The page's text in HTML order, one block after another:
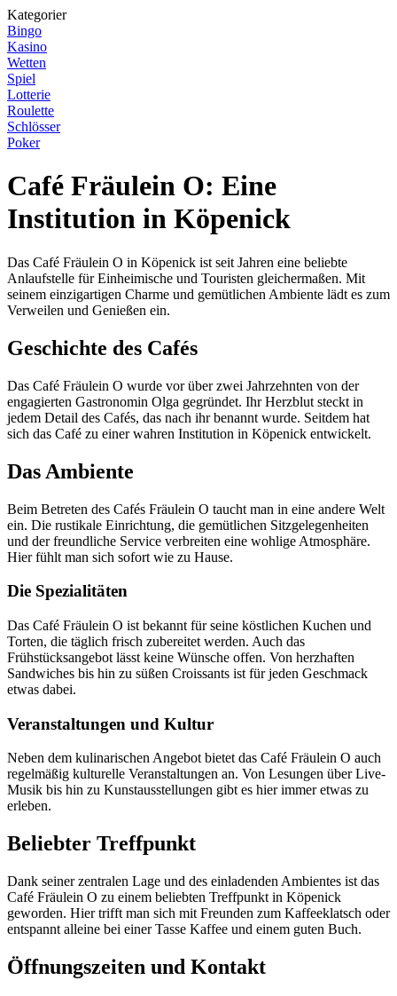
Kategorier
Bingo
Kasino
Wetten
Spiel
Lotterie
Roulette
Schlösser
Poker
Café Fräulein O: Eine
Institution in Köpenick
Das Café Fräulein O in Köpenick ist seit Jahren eine beliebte
Anlaufstelle für Einheimische und Touristen gleichermaßen. Mit
seinem einzigartigen Charme und gemütlichen Ambiente lädt es zum
Verweilen und Genießen ein.
Geschichte des Cafés
Das Café Fräulein O wurde vor über zwei Jahrzehnten von der
engagierten Gastronomin Olga gegründet. Ihr Herzblut steckt in
jedem Detail des Cafés, das nach ihr benannt wurde. Seitdem hat
sich das Café zu einer wahren Institution in Köpenick entwickelt.
Das Ambiente
Beim Betreten des Cafés Fräulein O taucht man in eine andere Welt
ein. Die rustikale Einrichtung, die gemütlichen Sitzgelegenheiten
und der freundliche Service verbreiten eine wohlige Atmosphäre.
Hier fühlt man sich sofort wie zu Hause.
Die Spezialitäten
Das Café Fräulein O ist bekannt für seine köstlichen Kuchen und
Torten, die täglich frisch zubereitet werden. Auch das
Frühstücksangebot lässt keine Wünsche offen. Von herzhaften
Sandwiches bis hin zu süßen Croissants ist für jeden Geschmack
etwas dabei.
Veranstaltungen und Kultur
Neben dem kulinarischen Angebot bietet das Café Fräulein O auch
regelmäßig kulturelle Veranstaltungen an. Von Lesungen über Live-
Musik bis hin zu Kunstausstellungen gibt es hier immer etwas zu
erleben.
Beliebter Treffpunkt
Dank seiner zentralen Lage und des einladenden Ambientes ist das
Café Fräulein O zu einem beliebten Treffpunkt in Köpenick
geworden. Hier trifft man sich mit Freunden zum Kaffeeklatsch oder
entspannt alleine bei einer Tasse Kaffee und einem guten Buch.
Öffnungszeiten und Kontakt